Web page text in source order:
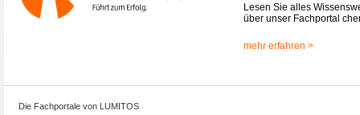
Lesen Sie alles
über unser Fachportal
mehr erfahren >
Die Fachportale von LUMITOS